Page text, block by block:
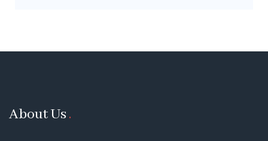
About Us